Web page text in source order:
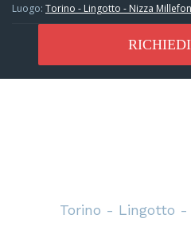
Luogo: Torino - Lingotto - Nizza
Torino - Lingotto